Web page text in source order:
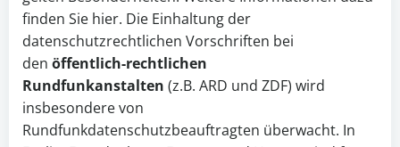
finden Sie hier. Die Einhaltung der
datenschutzrechtlichen Vorschriften bei
den öffentlich-rechtlichen
Rundfunkanstalten (z.B. ARD und ZDF) wird
insbesondere von
Rundfunkdatenschutzbeauftragten überwacht. In